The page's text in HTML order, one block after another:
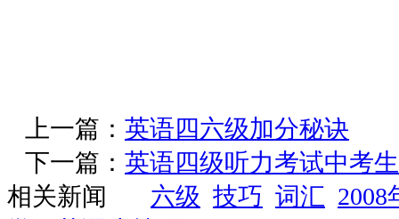
上一篇： 英语四六级加分秘诀
下一篇： 英语四级听力考试中考
相关新闻
六级 技巧 词汇 2008